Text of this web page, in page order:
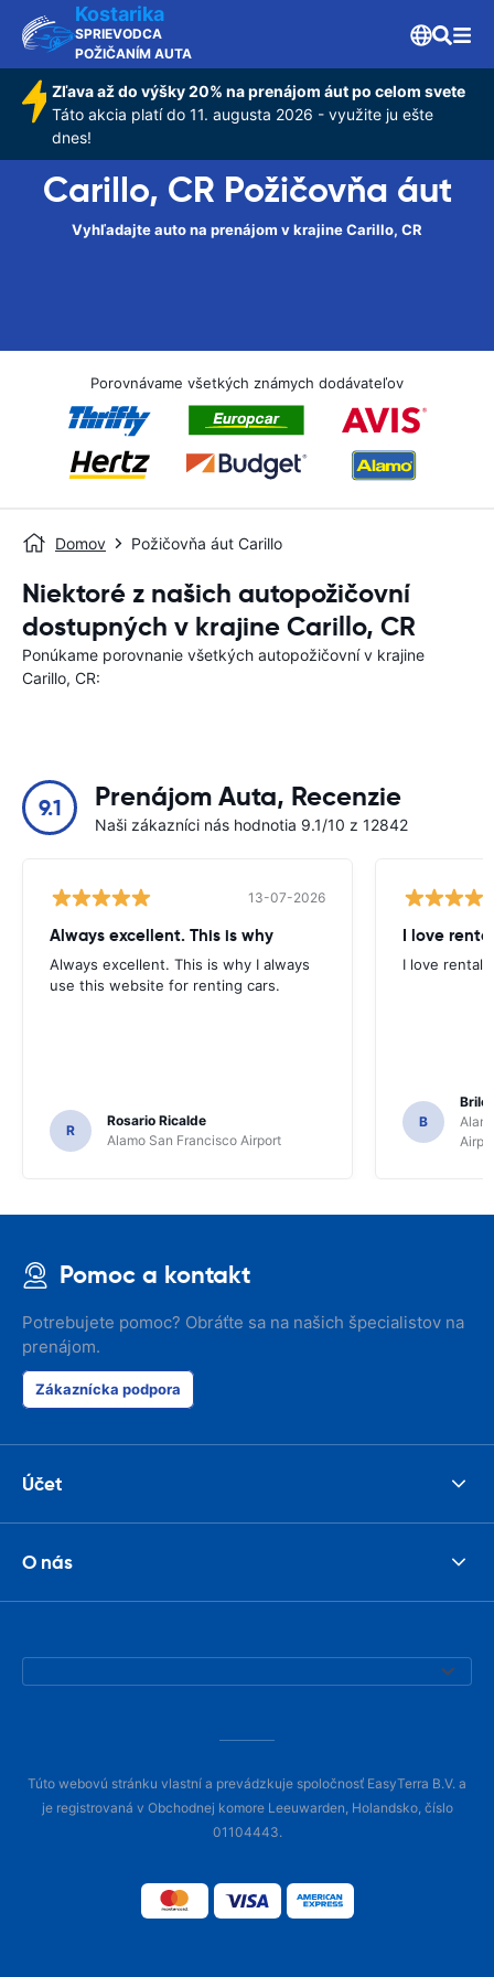
Kostarika
SPRIEVODCA
POŽIČANÍM AUTA
Zľava až do výšky 20% na prenájom áut po celom svete
Táto akcia platí do 11. augusta 2026 - využite ju ešte
dnes!
Carillo, CR Požičovňa áut
Vyhľadajte auto na prenájom v krajine Carillo, CR
Porovnávame všetkých známych dodávateľov
Domov Požičovňa áut Carillo
Niektoré z našich autopožičovní
dostupných v krajine Carillo, CR
Ponúkame porovnanie všetkých autopožičovní v krajine
Carillo, CR:
9.1 Prenájom Auta, Recenzie
Naši zákazníci nás hodnotia 9.1/10 z 12842
13-07-2026
Always excellent. This is why
Always excellent. This is why I always
use this website for renting cars.
R
Rosario Ricalde
Alamo San Francisco Airport
I love
I love rental
B
Pomoc a kontakt
Potrebujete pomoc? Obráťte sa na našich špecialistov na
prenájom.
Zákaznícka podpora
Účet
O nás
Túto webovú stránku vlastní a prevádzkuje spoločnosť EasyTerra B.V. a
je registrovaná v Obchodnej komore Leeuwarden, Holandsko, číslo
01104443.